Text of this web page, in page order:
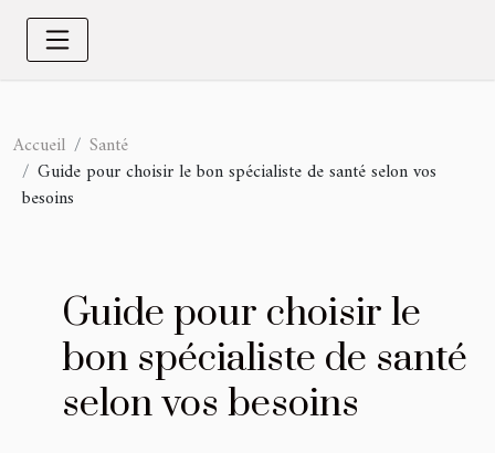
Accueil
Santé
Guide pour choisir le bon spécialiste de santé selon vos
besoins
Guide pour choisir le
bon spécialiste de santé
selon vos besoins